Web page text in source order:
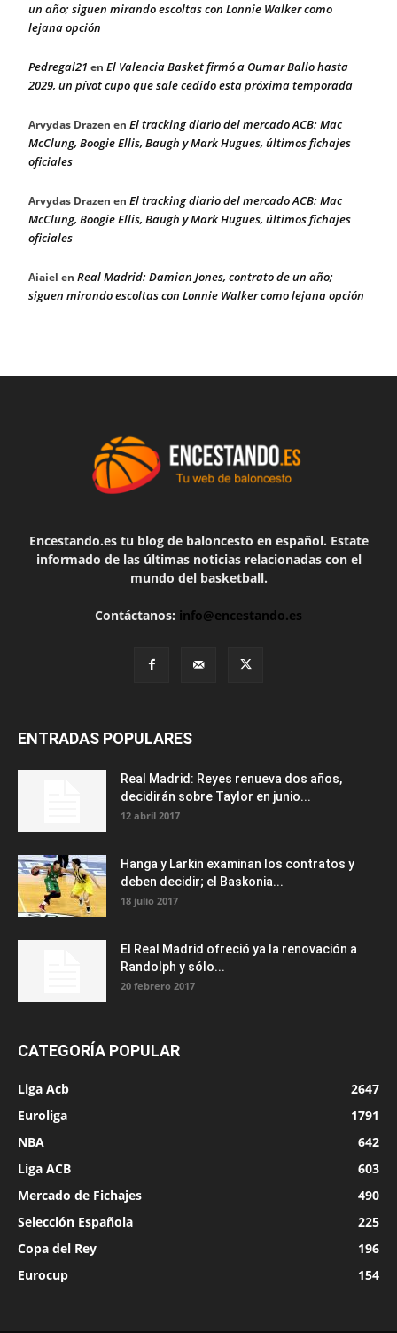
un año; siguen mirando escoltas con Lonnie Walker como
lejana opción
Pedregal21 en El Valencia Basket firmó a Oumar Ballo hasta
2029, un pívot cupo que sale cedido esta próxima temporada
Arvydas Drazen en El tracking diario del mercado ACB: Mac
McClung, Boogie Ellis, Baugh y Mark Hugues, últimos fichajes
oficiales
Arvydas Drazen en El tracking diario del mercado ACB: Mac
McClung, Boogie Ellis, Baugh y Mark Hugues, últimos fichajes
oficiales
Aiaiel en Real Madrid: Damian Jones, contrato de un año;
siguen mirando escoltas con Lonnie Walker como lejana opción
Encestando.es tu blog de baloncesto en español. Estate
informado de las últimas noticias relacionadas con el
mundo del basketball.
Contáctanos: info@encestando.es
ENTRADAS POPULARES
Real Madrid: Reyes renueva dos años,
decidirán sobre Taylor en junio...
12 abril 2017
Hanga y Larkin examinan los contratos y
deben decidir; el Baskonia...
18 julio 2017
El Real Madrid ofreció ya la renovación a
Randolph y sólo...
20 febrero 2017
CATEGORÍA POPULAR
Liga Acb
2647
Euroliga
1791
NBA
642
Liga ACB
603
Mercado de Fichajes
490
Selección Española
225
Copa del Rey
196
Eurocup
154